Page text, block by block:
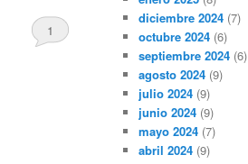
1
diciembre 2024 (7)
octubre 2024 (6)
septiembre 2024 (6)
agosto 2024 (9)
julio 2024 (9)
junio 2024 (9)
mayo 2024 (7)
abril 2024 (9)